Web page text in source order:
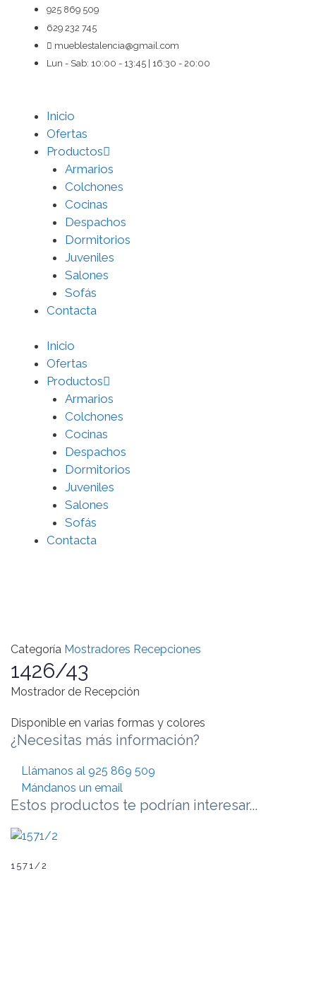
contenido
925 869 509
629 232 745
mueblestalencia@gmail.com
Lun - Sab: 10:00 - 13:45 | 16:30 - 20:00
Inicio
Ofertas
Productos
Armarios
Colchones
Cocinas
Despachos
Dormitorios
Juveniles
Salones
Sofás
Contacta
Inicio
Ofertas
Productos
Armarios
Colchones
Cocinas
Despachos
Dormitorios
Juveniles
Salones
Sofás
Contacta
Categoría Mostradores Recepciones
1426/43
Mostrador de Recepción
Disponible en varias formas y colores
¿Necesitas más información?
Llámanos al 925 869 509
Mándanos un email
Estos productos te podrían interesar...
1571/2